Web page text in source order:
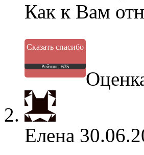
Как к Вам
Сказать спасибо
Рейтинг: 675
Елена